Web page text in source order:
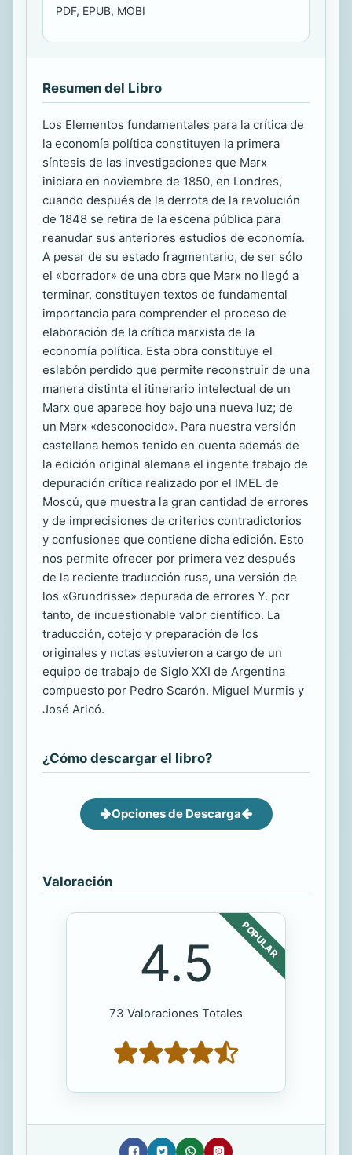
PDF, EPUB, MOBI
Resumen del Libro
Los Elementos fundamentales para la crítica de
la economía política constituyen la primera
síntesis de las investigaciones que Marx
iniciara en noviembre de 1850, en Londres,
cuando después de la derrota de la revolución
de 1848 se retira de la escena pública para
reanudar sus anteriores estudios de economía.
A pesar de su estado fragmentario, de ser sólo
el «borrador» de una obra que Marx no llegó a
terminar, constituyen textos de fundamental
importancia para comprender el proceso de
elaboración de la crítica marxista de la
economía política. Esta obra constituye el
eslabón perdido que permite reconstruir de una
manera distinta el itinerario intelectual de un
Marx que aparece hoy bajo una nueva luz; de
un Marx «desconocido». Para nuestra versión
castellana hemos tenido en cuenta además de
la edición original alemana el ingente trabajo de
depuración crítica realizado por el IMEL de
Moscú, que muestra la gran cantidad de errores
y de imprecisiones de criterios contradictorios
y confusiones que contiene dicha edición. Esto
nos permite ofrecer por primera vez después
de la reciente traducción rusa, una versión de
los «Grundrisse» depurada de errores Y. por
tanto, de incuestionable valor científico. La
traducción, cotejo y preparación de los
originales y notas estuvieron a cargo de un
equipo de trabajo de Siglo XXI de Argentina
compuesto por Pedro Scarón. Miguel Murmis y
José Aricó.
¿Cómo descargar el libro?
Opciones de Descarga
Valoración
POPULAR
4.5
73 Valoraciones Totales